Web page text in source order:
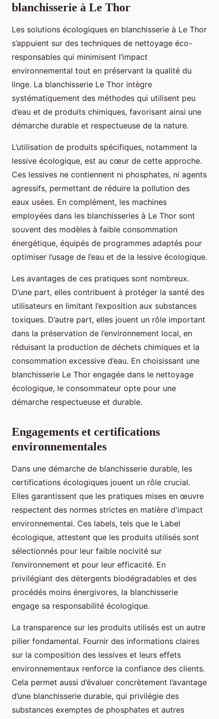
blanchisserie à Le Thor
Les solutions écologiques en blanchisserie à Le Thor
s’appuient sur des techniques de nettoyage éco-
responsables qui minimisent l’impact
environnemental tout en préservant la qualité du
linge. La blanchisserie Le Thor intègre
systématiquement des méthodes qui utilisent peu
d’eau et de produits chimiques, favorisant ainsi une
démarche durable et respectueuse de la nature.
L’utilisation de produits spécifiques, notamment la
lessive écologique, est au cœur de cette approche.
Ces lessives ne contiennent ni phosphates, ni agents
agressifs, permettant de réduire la pollution des
eaux usées. En complément, les machines
employées dans les blanchisseries à Le Thor sont
souvent des modèles à faible consommation
énergétique, équipés de programmes adaptés pour
optimiser l’usage de l’eau et de la lessive écologique.
Les avantages de ces pratiques sont nombreux.
D’une part, elles contribuent à protéger la santé des
utilisateurs en limitant l’exposition aux substances
toxiques. D’autre part, elles jouent un rôle important
dans la préservation de l’environnement local, en
réduisant la production de déchets chimiques et la
consommation excessive d’eau. En choisissant une
blanchisserie Le Thor engagée dans le nettoyage
écologique, le consommateur opte pour une
démarche respectueuse et durable.
Engagements et certifications
environnementales
Dans une démarche de blanchisserie durable, les
certifications écologiques jouent un rôle crucial.
Elles garantissent que les pratiques mises en œuvre
respectent des normes strictes en matière d'impact
environnemental. Ces labels, tels que le Label
écologique, attestent que les produits utilisés sont
sélectionnés pour leur faible nocivité sur
l’environnement et pour leur efficacité. En
privilégiant des détergents biodégradables et des
procédés moins énergivores, la blanchisserie
engage sa responsabilité écologique.
La transparence sur les produits utilisés est un autre
pilier fondamental. Fournir des informations claires
sur la composition des lessives et leurs effets
environnementaux renforce la confiance des clients.
Cela permet aussi d’évaluer concrètement l’avantage
d’une blanchisserie durable, qui privilégie des
substances exemptes de phosphates et autres